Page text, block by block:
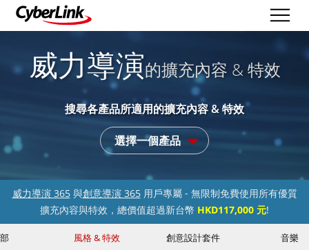
威力導演的擴充內容 & 特效
搜尋各產品所適用的擴充內容 & 特效
選擇一個產品
威力導演 365與創意導演 365用戶專屬 - 無限制免費使用所有優質
擴充內容與特效，總價值超過新台幣 HKD117,000 元!
風格 & 特效 創意設計套件 音樂